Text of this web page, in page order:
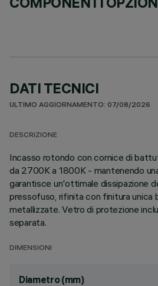
DATI TECNICI
ULTIMO AGGIORNAMENTO: 07/08/2026
DESCRIZIONE
Incasso rotondo con cornice di
da 2700K a 1800K - mantenendo
garantisce un'ottimale dissipazione
pressofuso, rifinita con finitura unica
metallizzate. Vetro di protezione
separata.
DIMENSIONI
Diametro (mm)